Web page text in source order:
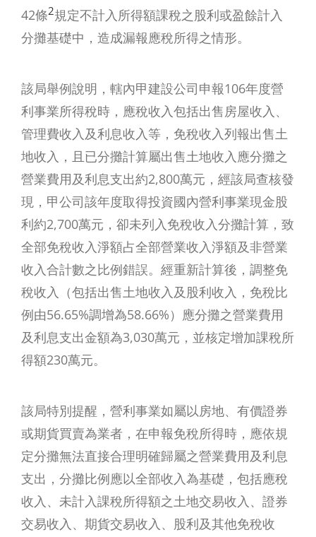
42條2規定不計入所得額課稅之股利或盈餘計入
分攤基礎中，造成漏報應稅所得之情形。
該局舉例說明，轄內甲建設公司申報106年度營
利事業所得稅時，應稅收入包括出售房屋收入、
管理費收入及利息收入等，免稅收入列報出售土
地收入，且已分攤計算屬出售土地收入應分攤之
營業費用及利息支出約2,800萬元，經該局查核發
現，甲公司該年度取得投資國內營利事業現金股
利約2,700萬元，卻未列入免稅收入分攤計算，致
全部免稅收入淨額占全部營業收入淨額及非營業
收入合計數之比例錯誤。經重新計算後，調整免
稅收入（包括出售土地收入及股利收入，免稅比
例由56.65%調增為58.66%）應分攤之營業費用
及利息支出金額為3,030萬元，並核定增加課稅所
得額230萬元。
該局特別提醒，營利事業如屬以房地、有價證券
或期貨買賣為業者，在申報免稅所得時，應依規
定分攤無法直接合理明確歸屬之營業費用及利息
支出，分攤比例應以全部收入為基礎，包括應稅
收入、未計入課稅所得額之土地交易收入、證券
交易收入、期貨交易收入、股利及其他免稅收